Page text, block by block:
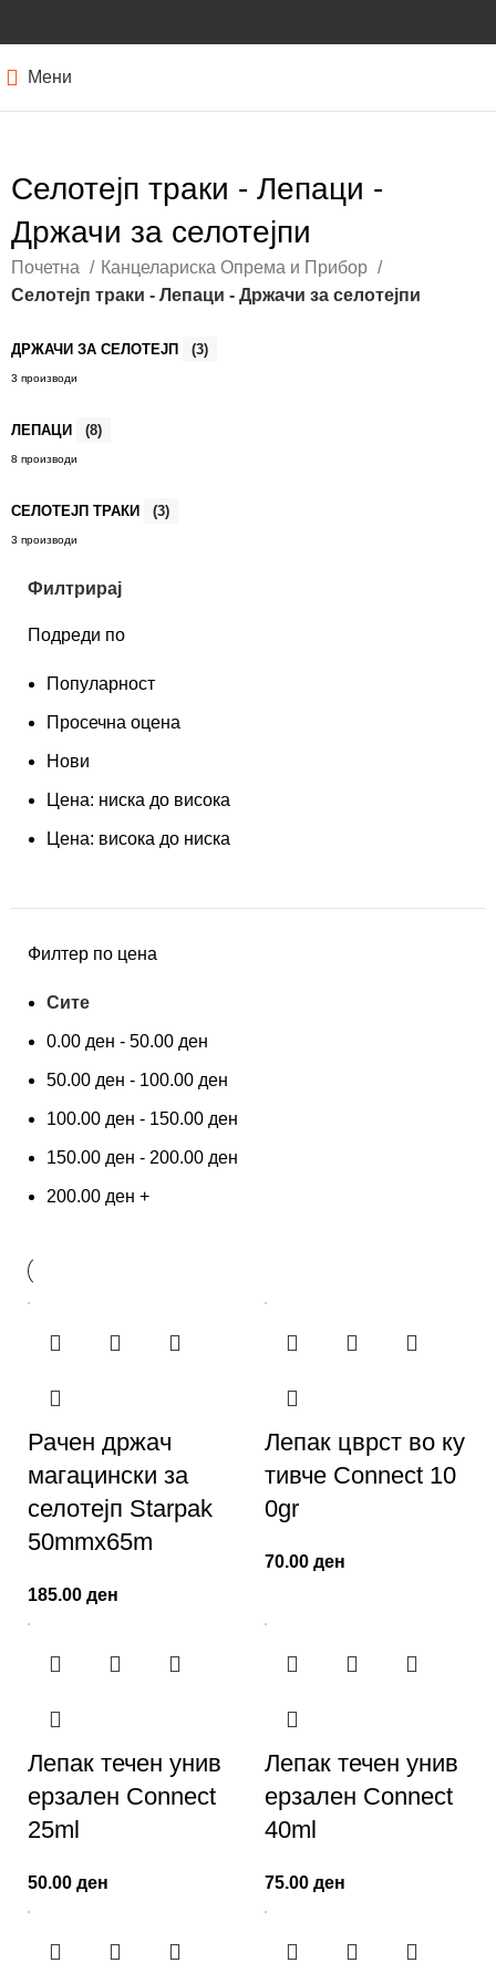
Мени
Селотејп траки - Лепаци -
Држачи за селотејпи
Почетна
Канцелариска Опрема и Прибор
Селотејп траки - Лепаци - Држачи за селотејпи
ДРЖАЧИ ЗА СЕЛОТЕЈП (3)
3 производи
ЛЕПАЦИ (8)
8 производи
СЕЛОТЕЈП ТРАКИ (3)
3 производи
Филтрирај
Подреди по
Популарност
Просечна оцена
Нови
Цена: ниска до висока
Цена: висока до ниска
Филтер по цена
Сите
0.00 ден - 50.00 ден
50.00 ден - 100.00 ден
100.00 ден - 150.00 ден
150.00 ден - 200.00 ден
200.00 ден +
Рачен држач
магацински за
селотејп Starpak
50mmx65m
185.00 ден
Лепак цврст во ку
тивче Connect 10
0gr
70.00 ден
Лепак течен унив
ерзален Connect
25ml
50.00 ден
Лепак течен унив
ерзален Connect
40ml
75.00 ден